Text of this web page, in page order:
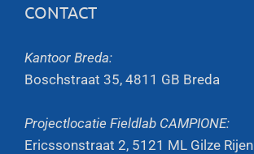
CONTACT
Kantoor Breda:
Boschstraat 35, 4811 GB Breda
Projectlocatie Fieldlab CAMPIONE:
Ericssonstraat 2, 5121 ML Gilze Rijen